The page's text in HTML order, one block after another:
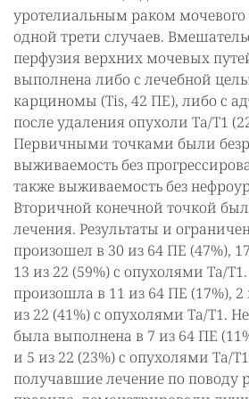
уротелиальным раком
одной трети случаев.
перфузия верхних мочевых
выполнена либо с лечебной
карциномы (Tis, 42 ПЕ), либо с
после удаления опухоли Ta/T1
Первичными точками были
выживаемость без
также выживаемость без
Вторичной конечной точкой
лечения. Результаты и
произошел в 30 из 64 ПЕ (47%),
13 из 22 (59%) с опухолями Ta/
произошла в 11 из 64 ПЕ (17%), 2
из 22 (41%) с опухолями Ta/T1.
была выполнена в 7 из 64 ПЕ
и 5 из 22 (23%) с опухолями Ta/
получавшие лечение по поводу